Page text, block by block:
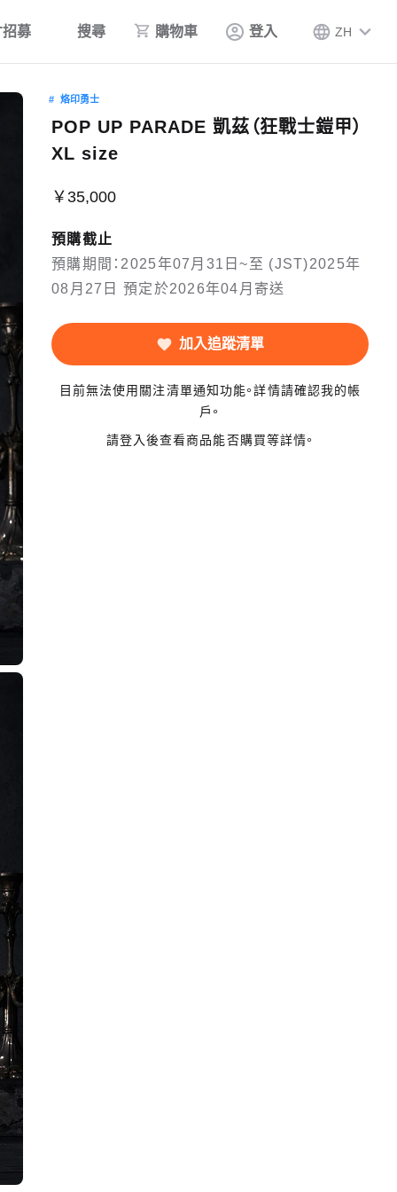
募 搜尋 購物車 登入 ZH
烙印勇士
POP UP PARADE 凱茲（狂戰士鎧甲）
XL size
￥35,000
預購截止
預購期間：2025年07月31日~至 (JST)2025年
08月27日 預定於2026年04月寄送
加入追蹤清單
目前無法使用關注清單通知功能。詳情請確認我的帳
戶。
請登入後查看商品能否購買等詳情。